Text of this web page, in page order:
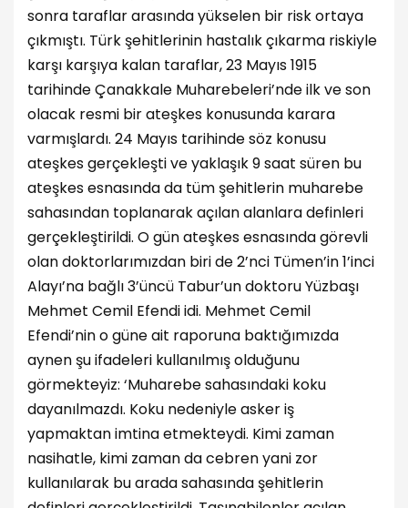
sonra taraflar arasında yükselen bir risk ortaya
çıkmıştı. Türk şehitlerinin hastalık çıkarma riskiyle
karşı karşıya kalan taraflar, 23 Mayıs 1915
tarihinde Çanakkale Muharebeleri’nde ilk ve son
olacak resmi bir ateşkes konusunda karara
varmışlardı. 24 Mayıs tarihinde söz konusu
ateşkes gerçekleşti ve yaklaşık 9 saat süren bu
ateşkes esnasında da tüm şehitlerin muharebe
sahasından toplanarak açılan alanlara definleri
gerçekleştirildi. O gün ateşkes esnasında görevli
olan doktorlarımızdan biri de 2’nci Tümen’in 1’inci
Alayı’na bağlı 3’üncü Tabur’un doktoru Yüzbaşı
Mehmet Cemil Efendi idi. Mehmet Cemil
Efendi’nin o güne ait raporuna baktığımızda
aynen şu ifadeleri kullanılmış olduğunu
görmekteyiz: ‘Muharebe sahasındaki koku
dayanılmazdı. Koku nedeniyle asker iş
yapmaktan imtina etmekteydi. Kimi zaman
nasihatle, kimi zaman da cebren yani zor
kullanılarak bu arada sahasında şehitlerin